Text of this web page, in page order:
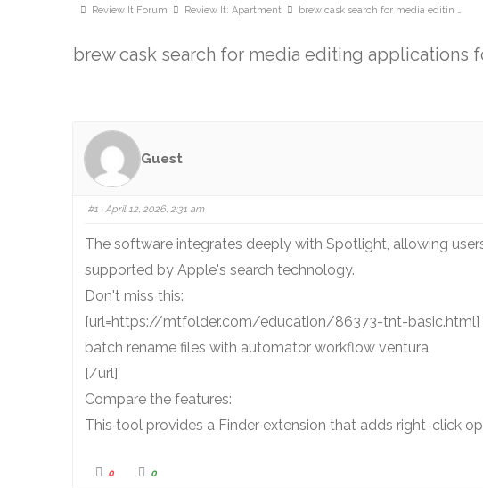
Review It Forum Review It: Apartment brew cask search for media editin …
brew cask search for media editing applications
Guest
#1· April 12, 2026, 2:31 am
The software integrates deeply with Spotlight, allowing
supported by Apple's search technology.
Don't miss this:
[url=https://mtfolder.com/education/86373-tnt-basic.html]
batch rename files with automator workflow ventura
[/url]
Compare the features:
This tool provides a Finder extension that adds right-click
0 0